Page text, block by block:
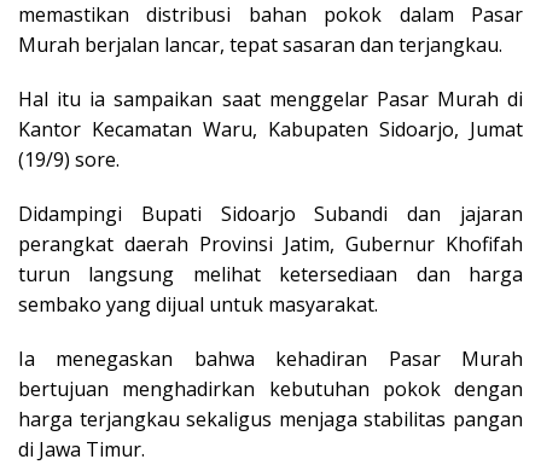
memastikan distribusi bahan pokok dalam Pasar
Murah berjalan lancar, tepat sasaran dan terjangkau.
Hal itu ia sampaikan saat menggelar Pasar Murah di
Kantor Kecamatan Waru, Kabupaten Sidoarjo, Jumat
(19/9) sore.
Didampingi Bupati Sidoarjo Subandi dan jajaran
perangkat daerah Provinsi Jatim, Gubernur Khofifah
turun langsung melihat ketersediaan dan harga
sembako yang dijual untuk masyarakat.
Ia menegaskan bahwa kehadiran Pasar Murah
bertujuan menghadirkan kebutuhan pokok dengan
harga terjangkau sekaligus menjaga stabilitas pangan
di Jawa Timur.